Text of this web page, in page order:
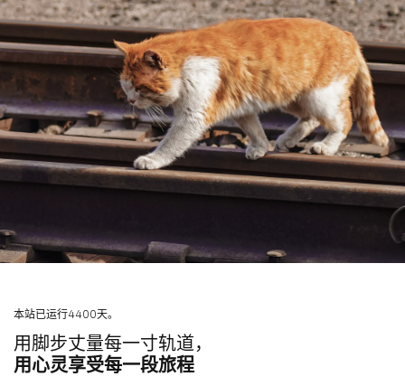
本站已运行4400天。
用脚步丈量每一寸轨道，
用心灵享受每一段旅程